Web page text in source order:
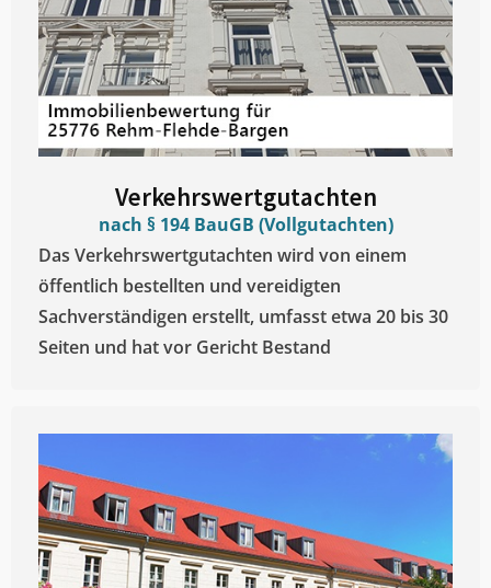
Verkehrswertgutachten
nach § 194 BauGB (Vollgutachten)
Das Verkehrswertgutachten wird von einem
öffentlich bestellten und vereidigten
Sachverständigen erstellt, umfasst etwa 20 bis 30
Seiten und hat vor Gericht Bestand